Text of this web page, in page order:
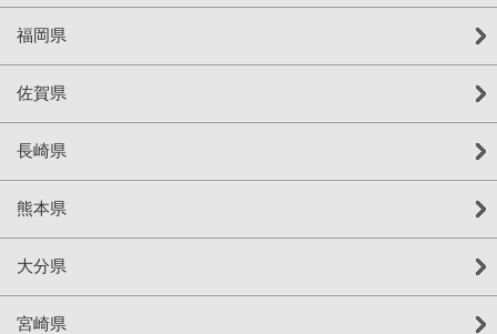
福岡県
佐賀県
長崎県
熊本県
大分県
宮崎県